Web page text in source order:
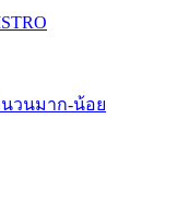
วนมาก-น้อย